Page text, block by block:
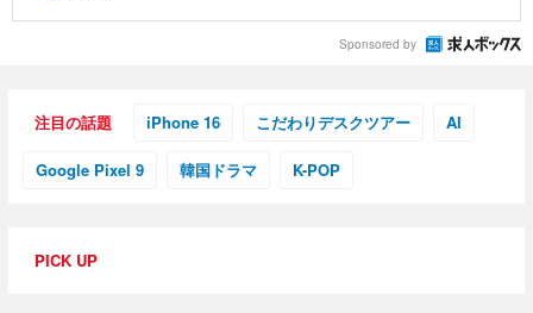
Sponsored by
注目の話題 iPhone 16 こだわりデスクツアー AI
Google Pixel 9 韓国ドラマ K-POP
PICK UP